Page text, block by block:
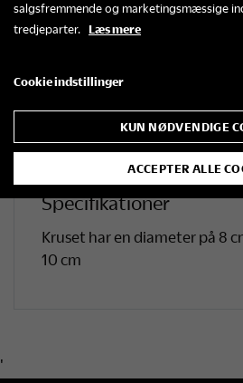
Kruset ligger godt i hånden
både kaffe, te og andre varme
Et enkelt og brugbart minde
en fin gave til én, der holder af
herregårdshistorie og gode
Specifikationer
Kruset har en diameter på 8
10 cm
'
salgsfremmende og marketingsmæssige
tredjeparter. Læs mere
Cookie indstillinger
KUN NØDVENDIGE
ACCEPTER ALLE